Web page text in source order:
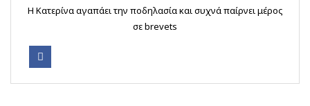
Η Κατερίνα αγαπάει την ποδηλασία και συχνά παίρνει μέρος
σε brevets